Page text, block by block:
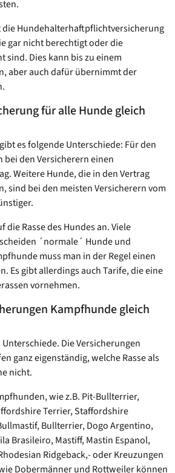
Hundehalterhaftpflichtversicherung
gar nicht berechtigt oder die
sind. Dies kann bis zu einem
aber auch dafür übernimmt der
für alle Hunde gleich
es folgende Unterschiede: Für den
bei den Versicherern einen
Weitere Hunde, die in den Vertrag
sind bei den meisten Versicherern vom
die Rasse des Hundes an. Viele
´normale´ Hunde und
muss man in der Regel einen
Es gibt allerdings auch Tarife, die eine
vornehmen.
Kampfhunde gleich
Die Versicherungen
ganz eigenständig, welche Rasse als
nicht.
wie z.B. Pit-Bullterrier,
Terrier, Staffordshire
Bullterrier, Dogo Argentino,
Brasileiro, Mastiff, Mastin Espanol,
Ridgeback,- oder Kreuzungen
Dobermänner und Rottweiler können